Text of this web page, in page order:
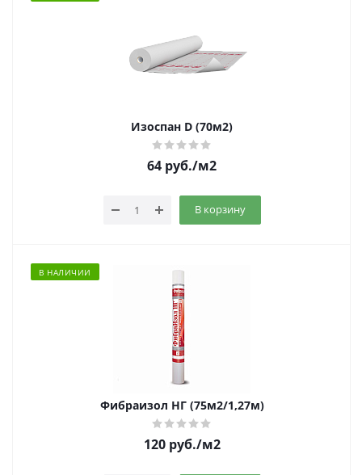
Изоспан D (70м2)
64 руб./м2
В корзину
В НАЛИЧИИ
Фибраизол НГ (75м2/1,27м)
120руб./м2